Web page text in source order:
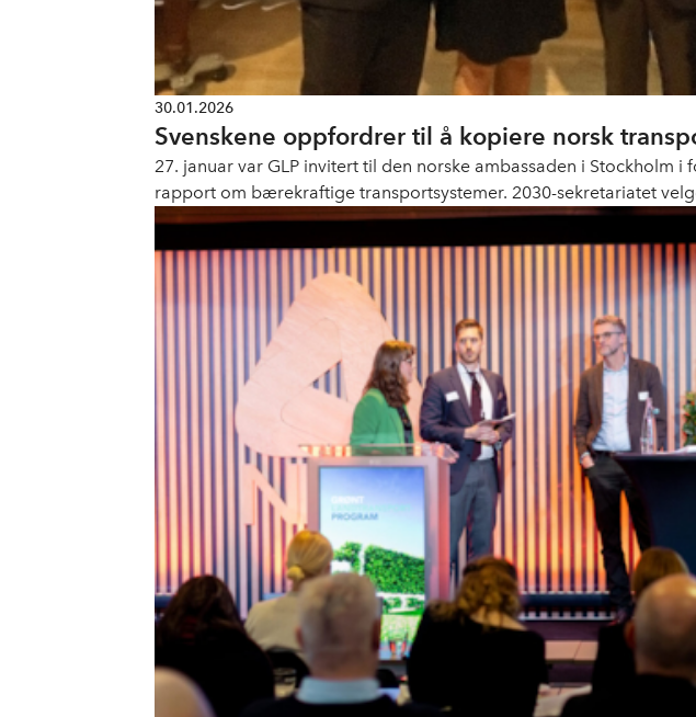
30.01.2026
Svenskene oppfordrer til å kopiere norsk
27. januar var GLP invitert til den norske ambassaden i Stockholm
rapport om bærekraftige transportsystemer. 2030-sekretariatet
jobber godt med grønn omstilling. Årets fokusland ble Norge.